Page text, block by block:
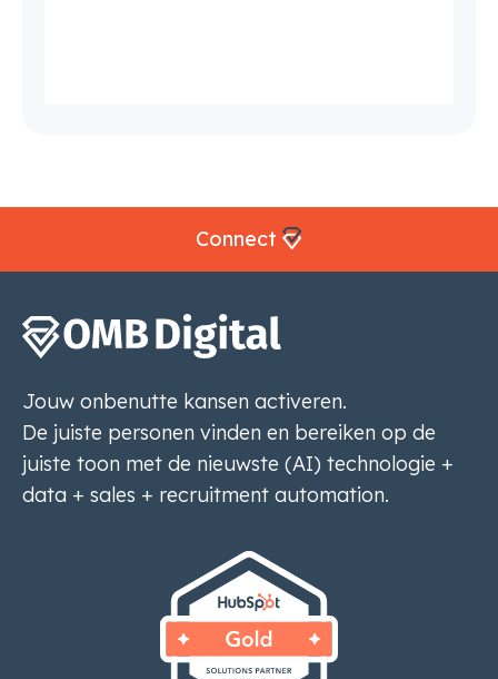
Connect
Jouw onbenutte kansen activeren.
De juiste personen vinden en bereiken op de
juiste toon met de nieuwste (AI) technologie +
data + sales + recruitment automation.